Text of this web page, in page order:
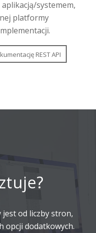
aplikacją/systemem,
platformy
REST API
jest od liczby stron,
opcji dodatkowych.